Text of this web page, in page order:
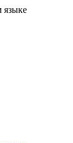
языке